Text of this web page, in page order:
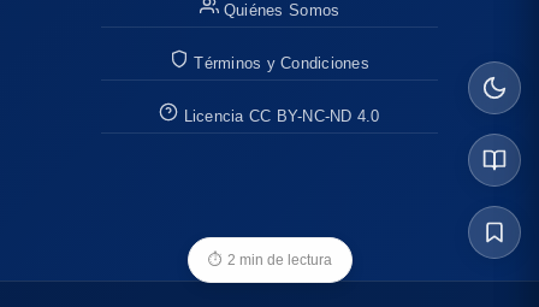
Quiénes Somos
Términos y Condiciones
Licencia CC BY-NC-ND 4.0
⏱ 2 min de lectura